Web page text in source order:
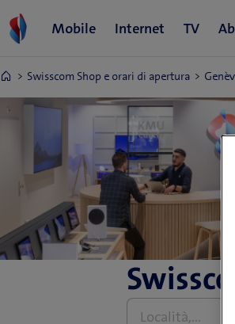
Swisscom Shop e orari di apertura
Inserire
l’indirizzo,